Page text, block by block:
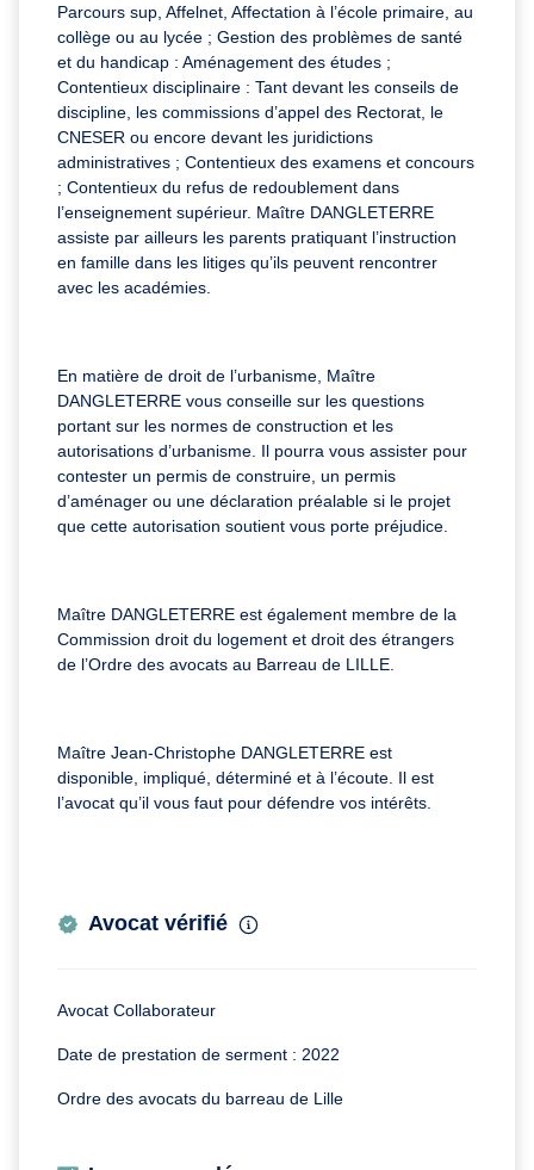
Parcours sup, Affelnet, Affectation à l’école primaire, au
collège ou au lycée ; Gestion des problèmes de santé
et du handicap : Aménagement des études ;
Contentieux disciplinaire : Tant devant les conseils de
discipline, les commissions d’appel des Rectorat, le
CNESER ou encore devant les juridictions
administratives ; Contentieux des examens et concours
; Contentieux du refus de redoublement dans
l’enseignement supérieur. Maître DANGLETERRE
assiste par ailleurs les parents pratiquant l’instruction
en famille dans les litiges qu’ils peuvent rencontrer
avec les académies.
En matière de droit de l’urbanisme, Maître
DANGLETERRE vous conseille sur les questions
portant sur les normes de construction et les
autorisations d’urbanisme. Il pourra vous assister pour
contester un permis de construire, un permis
d’aménager ou une déclaration préalable si le projet
que cette autorisation soutient vous porte préjudice.
Maître DANGLETERRE est également membre de la
Commission droit du logement et droit des étrangers
de l’Ordre des avocats au Barreau de LILLE.
Maître Jean-Christophe DANGLETERRE est
disponible, impliqué, déterminé et à l’écoute. Il est
l’avocat qu’il vous faut pour défendre vos intérêts.
Avocat vérifié
Avocat Collaborateur
Date de prestation de serment : 2022
Ordre des avocats du barreau de Lille